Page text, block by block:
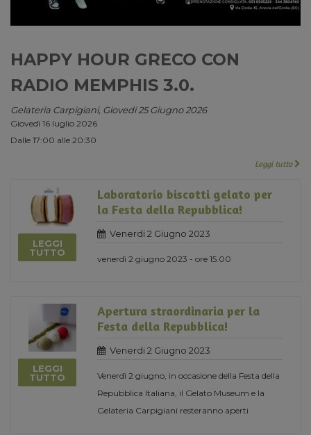
HAPPY HOUR GRECO CON
RADIO MEMPHIS 3.0.
Gelateria Carpigiani, Giovedi 25 Giugno 2026
Giovedì 16 luglio 2026
Dalle 17:00 alle 20:30
Leggi tutto
LEGGI
TUTTO
Laboratorio biscotti gelato per
la Festa della Repubblica!
Venerdi 2 Giugno 2023
venerdì 2 giugno 2023 - ore 15.00
LEGGI
TUTTO
Apertura straordinaria per la
Festa della Repubblica!
Venerdi 2 Giugno 2023
Venerdì 2 giugno, in occasione della Festa della
Repubblica Italiana, il Gelato Museum e la
Gelateria Carpigiani resteranno aperti